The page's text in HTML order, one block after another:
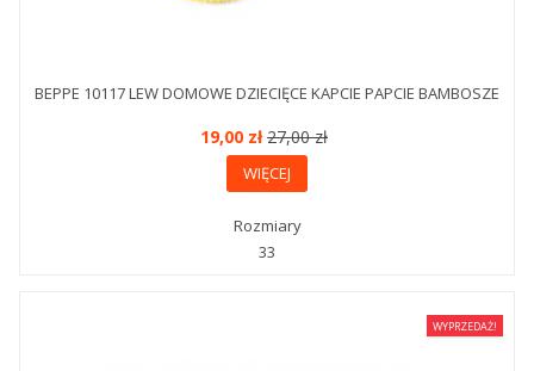
BEPPE 10117 LEW DOMOWE DZIECIĘCE KAPCIE PAPCIE BAMBOSZE
19,00 zł27,00 zł
WIĘCEJ
Rozmiary
33
WYPRZEDAŻ!